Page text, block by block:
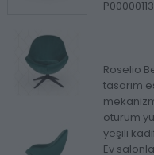
Roselio
tasarım
oturum
yeşili
Ev